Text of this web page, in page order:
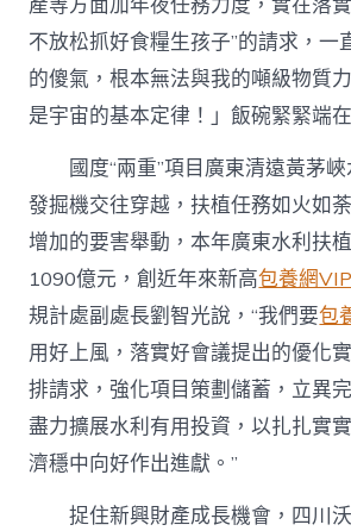
不放松抓好食糧生孩子”的請求，一
的傻氣，根本無法與我的噸級物質
是宇宙的基本定律！」飯碗緊緊端
國度“兩重”項目廣東清遠黃茅峽
發掘機交往穿越，扶植任務如火如
增加的要害舉動，本年廣東水利扶
1090億元，創近年來新高包養網VIP
規計處副處長劉智光說，“我們要包
用好上風，落實好會議提出的優化實
排請求，強化項目策劃儲蓄，立異
盡力擴展水利有用投資，以扎扎實
濟穩中向好作出進獻。”
捉住新興財產成長機會，四川沃